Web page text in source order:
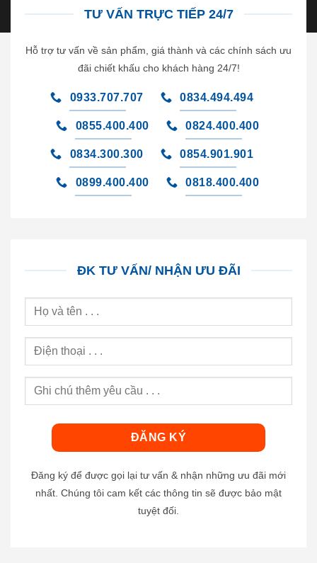
TƯ VẤN TRỰC TIẾP 24/7
Hỗ trợ tư vấn về sản phẩm, giá thành và các chính sách ưu
đãi chiết khấu cho khách hàng 24/7!
0933.707.707 0834.494.494
0855.400.400 0824.400.400
0834.300.300 0854.901.901
0899.400.400 0818.400.400
ĐK TƯ VẤN/ NHẬN ƯU ĐÃI
Đăng ký để được gọi lại tư vấn & nhận những ưu đãi mới
nhất. Chúng tôi cam kết các thông tin sẽ được bảo mật
tuyệt đối.